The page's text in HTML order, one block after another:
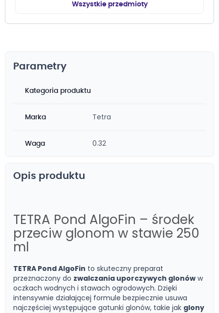
Wszystkie przedmioty
Parametry
Kategoria produktu
Marka Tetra
Waga 0.32
Opis produktu
TETRA Pond AlgoFin – środek
przeciw glonom w stawie 250
ml
TETRA Pond AlgoFin to skuteczny preparat
przeznaczony do zwalczania uporczywych glonów w
oczkach wodnych i stawach ogrodowych. Dzięki
intensywnie działającej formule bezpiecznie usuwa
najczęściej występujące gatunki glonów, takie jak glony